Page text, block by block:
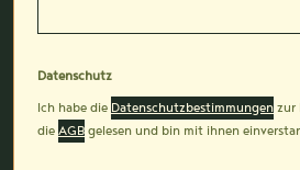
Datenschutz
Ich habe die Datenschutzbestimmungen zur
die AGB gelesen und bin mit ihnen